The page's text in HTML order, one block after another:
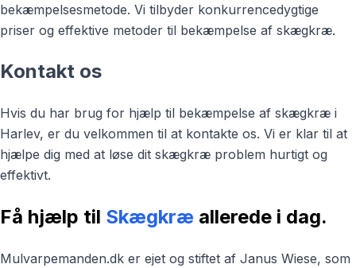
bekæmpelsesmetode. Vi tilbyder konkurrencedygtige
priser og effektive metoder til bekæmpelse af skægkræ.
Kontakt os
Hvis du har brug for hjælp til bekæmpelse af skægkræ i
Harlev, er du velkommen til at kontakte os. Vi er klar til at
hjælpe dig med at løse dit skægkræ problem hurtigt og
effektivt.
Få hjælp til Skægkræ allerede i dag.
Mulvarpemanden.dk er ejet og stiftet af Janus Wiese, som